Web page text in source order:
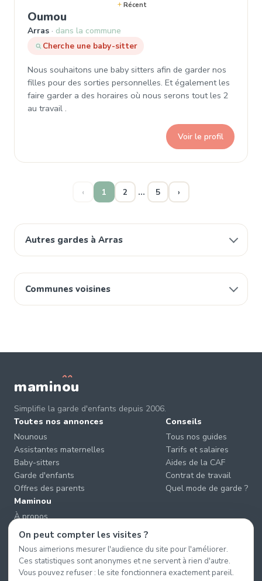
Autres gardes à Arras
Communes voisines
Récent
Oumou
Arras dans la commune
Cherche une baby-sitter
Nous souhaitons une baby sitters afin de garder nos
filles pour des sorties personnelles. Et également les
faire garder a des horaires où nous serons tout les 2
au travail .
Voir le profil
‹ 1 2 … 5 ›
maminou
Simplifie la garde d'enfants depuis 2006.
Toutes nos annonces
Nounous
Assistantes maternelles
Baby-sitters
Garde d'enfants
Offres des parents
Conseils
Tous nos guides
Tarifs et salaires
Aides de la CAF
Contrat de travail
Quel mode de garde ?
Maminou
À propos
Nous contacter
Éviter les arnaques
CGU & CGV
Confidentialité
On peut compter les visites ?
Nous aimerions mesurer l'audience du site pour l'améliorer.
Ces statistiques sont anonymes et ne servent à rien d'autre.
Vous pouvez refuser : le site fonctionnera exactement pareil.